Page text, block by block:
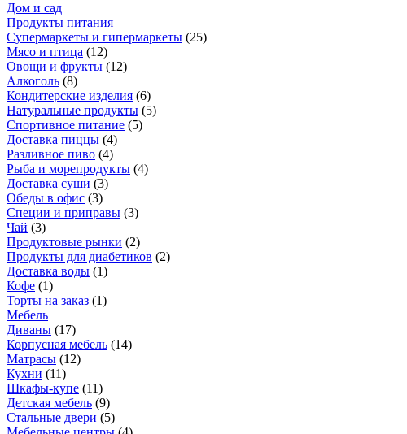
Дом и сад
Продукты питания
Супермаркеты и гипермаркеты (25)
Мясо и птица (12)
Овощи и фрукты (12)
Алкоголь (8)
Кондитерские изделия (6)
Натуральные продукты (5)
Спортивное питание (5)
Доставка пиццы (4)
Разливное пиво (4)
Рыба и морепродукты (4)
Доставка суши (3)
Обеды в офис (3)
Специи и приправы (3)
Чай (3)
Продуктовые рынки (2)
Продукты для диабетиков (2)
Доставка воды (1)
Кофе (1)
Торты на заказ (1)
Мебель
Диваны (17)
Корпусная мебель (14)
Матрасы (12)
Кухни (11)
Шкафы-купе (11)
Детская мебель (9)
Стальные двери (5)